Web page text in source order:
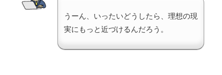
うーん、いったいどうしたら、理想の現
実にもっと近づけるんだろう。